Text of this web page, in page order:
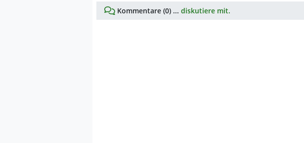
Kommentare (0) ... diskutiere mit.